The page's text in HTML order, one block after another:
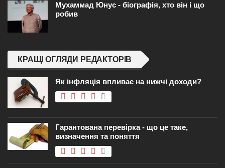
Мухаммад Юнус - біографія, хто він і що
робив
КРАЩІ ОГЛЯДИ РЕДАКТОРІВ
Як інфляція впливає на нижчі доходи?
Гарантована перевірка - що це таке,
визначення та поняття